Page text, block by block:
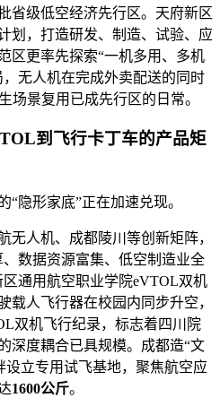
省级低空经济先行区。天府新区
划，打造研发、制造、试验、应
区更率先探索“一机多用、多机
无人机在完成外卖配送的同时
景复用已成先行区的日常。
到飞行卡丁车的产品矩
隐形家底”正在加速兑现。
无人机、成都陵川等创新矩阵，
数据资源富集、低空制造业全
通用航空职业学院eVTOL双机
载人飞行器在校园内同步升空，
双机飞行纪录，标志着四川院
深度耦合已具规模。成都造“文
立专用试飞基地，聚焦航空应
1600公斤。